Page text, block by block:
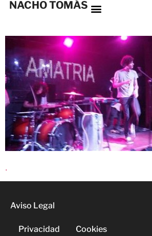
NACHO TOMÁS
.
Aviso Legal
Privacidad Cookies